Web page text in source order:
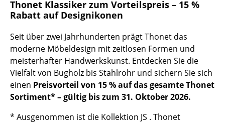
Schreibtischleuchten
Bodenleuchten
Wandleuchten
Outdoor-Leuchten
Thonet Klassiker zum Vorteilspreis – 15 %
Rabatt auf Designikonen
Seit über zwei Jahrhunderten prägt Thonet das
moderne Möbeldesign mit zeitlosen Formen und
meisterhafter Handwerkskunst. Entdecken Sie die
Vielfalt von Bugholz bis Stahlrohr und sichern Sie sich
einen Preisvorteil von 15 % auf das gesamte Thonet
Sortiment* – gültig bis zum 31. Oktober 2026.
* Ausgenommen ist die Kollektion JS . Thonet